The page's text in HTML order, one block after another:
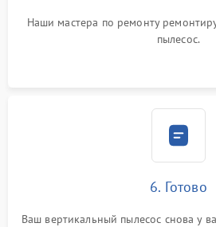
Наши мастера по ремонту
пылесос.
6. Готово
Ваш вертикальный пылесос снова у